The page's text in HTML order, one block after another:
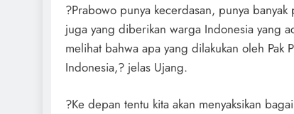
?Prabowo punya kecerdasan, punya
juga yang diberikan warga Indonesia yang
melihat bahwa apa yang dilakukan oleh Pak
Indonesia,? jelas Ujang.
?Ke depan tentu kita akan menyaksikan